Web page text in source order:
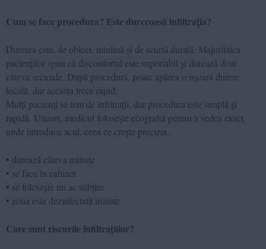
Cum se face procedura? Este dureroasă infiltrația?
Durerea este, de obicei, minimă și de scurtă durată. Majoritatea
pacienților spun că disconfortul este suportabil și durează doar
câteva secunde. După procedură, poate apărea o ușoară durere
locală, dar aceasta trece rapid.
Mulți pacienți se tem de infiltrații, dar procedura este simplă și
rapidă. Uneori, medicul folosește ecografia pentru a vedea exact
unde introduce acul, ceea ce crește precizia.
• durează câteva minute
• se face în cabinet
• se folosește un ac subțire
• zona este dezinfectată înainte
Care sunt riscurile infiltrațiilor?